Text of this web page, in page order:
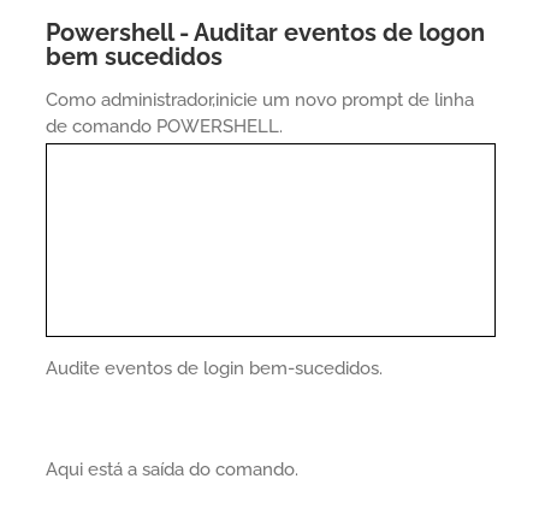
Powershell - Auditar eventos de logon
bem sucedidos
Como administrador,inicie um novo prompt de linha
de comando POWERSHELL.
Audite eventos de login bem-sucedidos.
Aqui está a saída do comando.